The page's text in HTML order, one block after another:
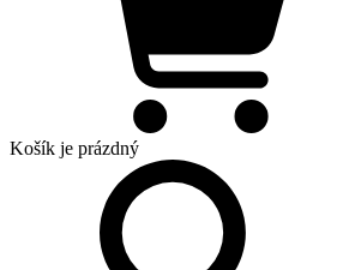
Košík je prázdný